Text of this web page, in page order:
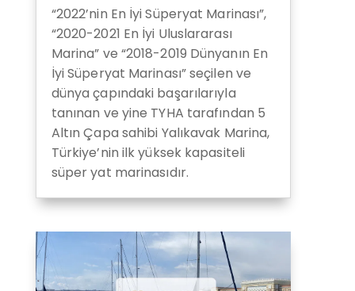
“2022’nin En İyi Süperyat Marinası”,
“2020-2021 En İyi Uluslararası
Marina” ve “2018-2019 Dünyanın En
İyi Süperyat Marinası” seçilen ve
dünya çapındaki başarılarıyla
tanınan ve yine TYHA tarafından 5
Altın Çapa sahibi Yalıkavak Marina,
Türkiye’nin ilk yüksek kapasiteli
süper yat marinasıdır.